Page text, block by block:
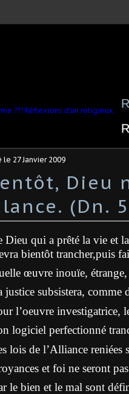
le 27 Janvier 2009
Dieu
(Dn.
Dieu qui a prêté la vie et
bientôt trancher,puis
œuvre inouïe,
justice subsistera, comme
l’oeuvre investigatrice,
logiciel perfectionné
lois de l’Alliance reniées
et foi ne seront
le bien et le mal sont